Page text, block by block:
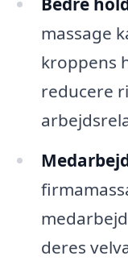
massage
kroppens
reducere
deres